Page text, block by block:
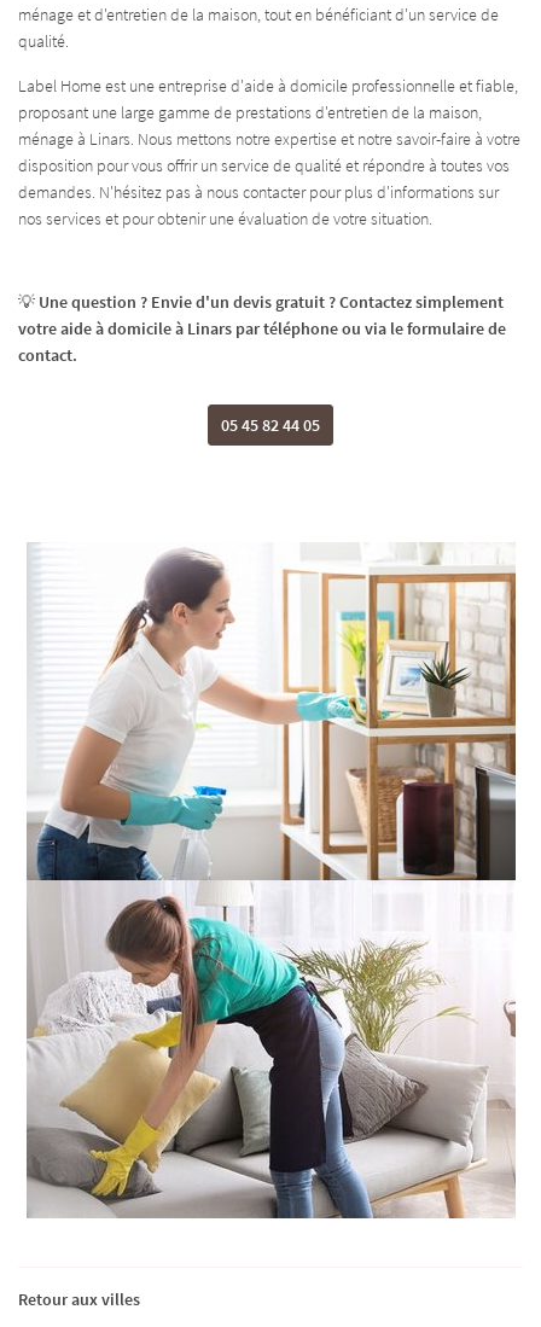
ménage et d'entretien de la maison, tout en bénéficiant d'un service de
qualité.
Label Home est une entreprise d'aide à domicile professionnelle et fiable,
proposant une large gamme de prestations d'entretien de la maison,
ménage à Linars. Nous mettons notre expertise et notre savoir-faire à votre
disposition pour vous offrir un service de qualité et répondre à toutes vos
demandes. N'hésitez pas à nous contacter pour plus d'informations sur
nos services et pour obtenir une évaluation de votre situation.
💡 Une question ? Envie d'un devis gratuit ? Contactez simplement
votre aide à domicile à Linars par téléphone ou via le formulaire de
contact.
05 45 82 44 05
Retour aux villes